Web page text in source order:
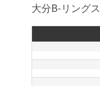
大分B-リングス